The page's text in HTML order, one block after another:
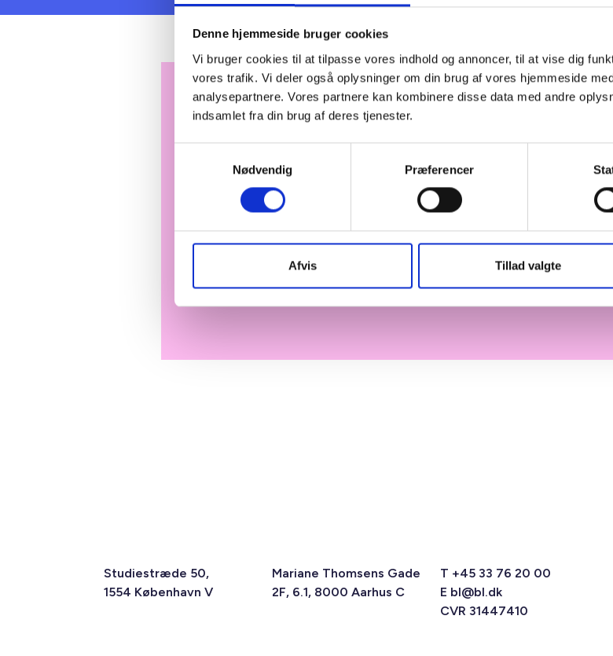
Denne hjemmeside bruger cookies
Vi bruger cookies til at tilpasse vores indhold og annoncer, til at vise dig
vores trafik. Vi deler også oplysninger om din brug af vores hjemmeside
analysepartnere. Vores partnere kan kombinere disse data med andre
indsamlet fra din brug af deres tjenester.
Nødvendig
Præferencer
Afvis Tillad valgte
Strategiske
boligorganisationer
”Den blandede by”.
Udlejning og
Studiestræde 50,
1554 København V
Mariane Thomsens Gade
2F, 6.1, 8000 Aarhus C
T +45 33 76 20 00
E bl@bl.dk
CVR 31447410